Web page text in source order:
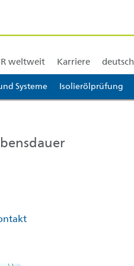
Systeme Isolierölprüfung
weltweit BAUR Südamerika
Karriere deutsch